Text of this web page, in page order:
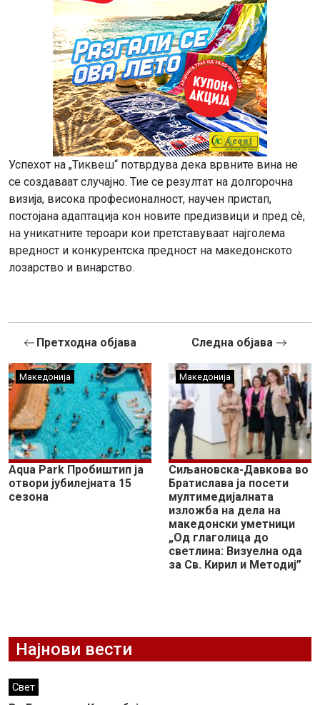
Успехот на „Тиквеш“ потврдува дека врвните вина не
се создаваат случајно. Тие се резултат на долгорочна
визија, висока професионалност, научен пристап,
постојана адаптација кон новите предизвици и пред сè,
на уникатните тероари кои претставуваат најголема
вредност и конкурентска предност на македонското
лозарство и винарство.
Претходна објава
Македонија
Aqua Park Пробиштип ја
отвори јубилејната 15
сезона
Следна објава
Македонија
Сиљановска-Давкова во
Братислава ја посети
мултимедијалната
изложба на дела на
македонски уметници
„Од глаголица до
светлина: Визуелна ода
за Св. Кирил и Методиј”
Најнови вести
Свет